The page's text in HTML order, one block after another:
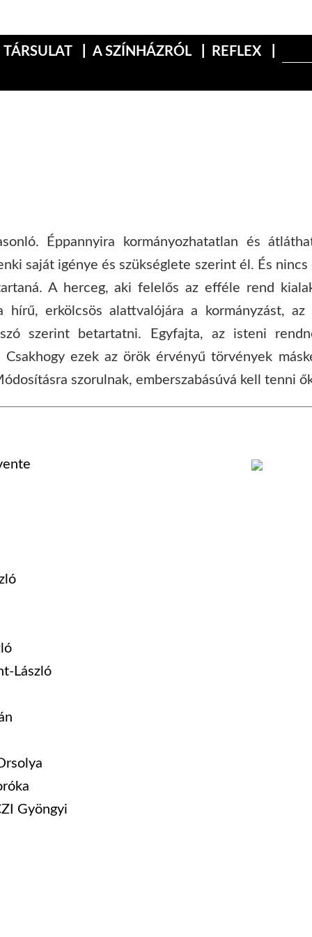
TÁRSULAT A SZÍNHÁZRÓL REFLEX
Éppannyira kormányozhatatlan és
saját igénye és szükséglete szerint él. És
A herceg, aki felelős az efféle rend
erkölcsös alattvalójára a kormányzást,
szerint betartatni. Egyfajta, az isteni
ezek az örök érvényű törvények
szorulnak, emberszabásúvá kell tenni
László
Gyöngyi